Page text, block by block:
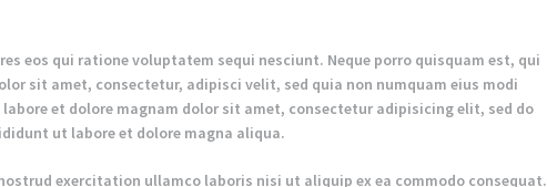
eos qui ratione voluptatem sequi nesciunt. Neque porro quisquam est, qui
sit amet, consectetur, adipisci velit, sed quia non numquam eius modi
et dolore magnam dolor sit amet, consectetur adipisicing elit, sed do
ut labore et dolore magna aliqua.
exercitation ullamco laboris nisi ut aliquip ex ea commodo consequat.